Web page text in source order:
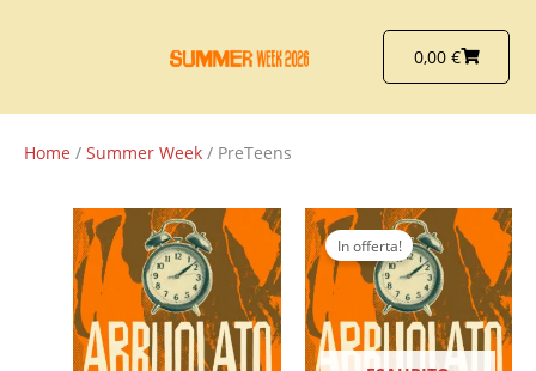
0,00 €Carrello
Home / Summer Week / PreTeens
In offerta!
Il
prezzo
originale
era:
319,00 €.
prezzo
attuale
è:
279,00 €.